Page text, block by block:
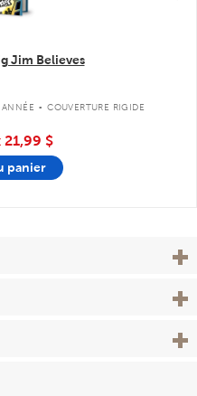
Jim Believes
. COUVERTURE RIGIDE
21,99 $
panier
View